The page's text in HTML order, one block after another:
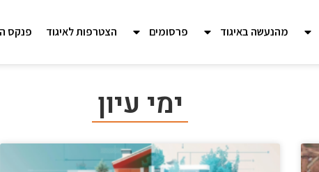
מהנעשה באיגוד פרסומים הצטרפות לאיגוד פנקס
ימי עיון